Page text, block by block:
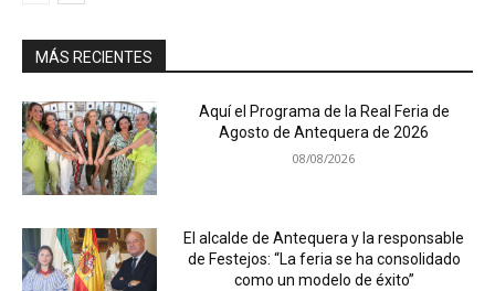
MÁS RECIENTES
Aquí el Programa de la Real Feria de
Agosto de Antequera de 2026
08/08/2026
El alcalde de Antequera y la responsable
de Festejos: “La feria se ha consolidado
como un modelo de éxito”